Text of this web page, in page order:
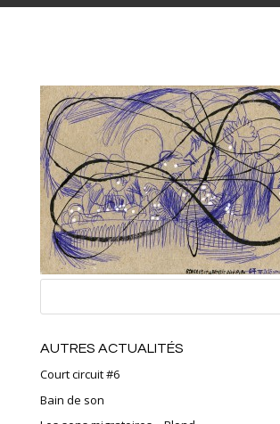
AUTRES ACTUALITÉS
Court circuit #6
Bain de son